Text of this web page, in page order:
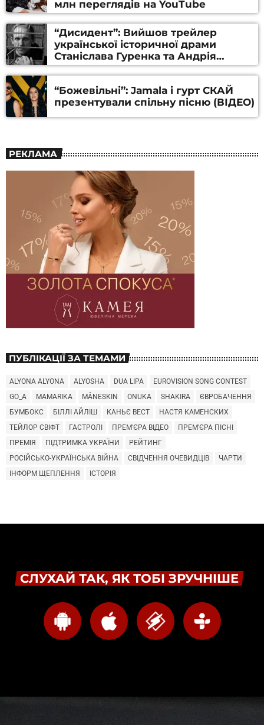
млн переглядів на YouTube
“Дисидент”: Вийшов трейлер
української історичної драми
Станіслава Гуренка та Андрія
Алфьорова (ВІДЕО)
“Божевільні”: Jamala і гурт СКАЙ
презентували спільну пісню (ВІДЕО)
РЕКЛАМА
ПУБЛІКАЦІЇ ЗА ТЕМАМИ
ALYONA ALYONA ALYOSHA DUA LIPA
EUROVISION SONG CONTEST
GO_A
MAMARIKA MÅNESKIN ONUKA SHAKIRA
ЄВРОБАЧЕННЯ
БУМБОКС
БІЛЛІ АЙЛІШ КАНЬЄ ВЕСТ
НАСТЯ КАМЕНСКИХ
ТЕЙЛОР СВІФТ
ГАСТРОЛІ ПРЕМ'ЄРА ВІДЕО
ПРЕМ'ЄРА ПІСНІ
ПРЕМІЯ
ПІДТРИМКА УКРАЇНИ
РЕЙТИНГ
РОСІЙСЬКО-УКРАЇНСЬКА ВІЙНА
СВІДЧЕННЯ ОЧЕВИДЦІВ
ЧАРТИ
ІНФОРМ ЩЕПЛЕННЯ
ІСТОРІЯ
СЛУХАЙ ТАК, ЯК ТОБІ ЗРУЧНІШЕ